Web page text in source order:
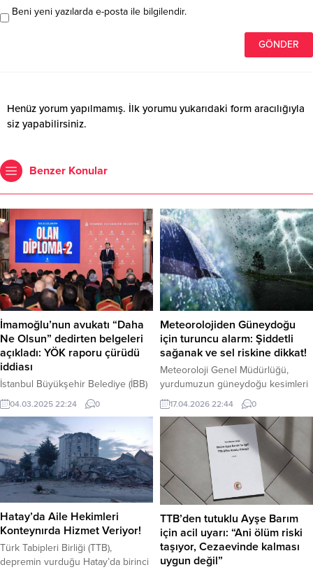
Beni yeni yazılarda e-posta ile bilgilendir.
Henüz yorum yapılmamış. İlk yorumu yukarıdaki form aracılığıyla
siz yapabilirsiniz.
Benzer Konular
İmamoğlu’nun avukatı “Daha
Ne Olsun” dedirten belgeleri
açıkladı: YÖK raporu çürüdü
iddiası
İstanbul Büyükşehir Belediye (İBB)
Başkanı Ekrem İmamoğlu’nun
avukatı Mehmet Pehlivan,
müvekkilinin üniversite diploması
tartışmalarına yeni bir boyut
kazandıran “Olan Diploma -2”
başlıklı bir basın toplantısı
düzenledi. Pehlivan,
Yükseköğretim Kurulu (YÖK)
raporunun aksine, İmamoğlu’nun
1990’daki İstanbul Üniversitesi’ne
yatay geçişinin usulüne uygun
olduğunu kanıtlayan yeni belgeler
ortaya koydu. YÖK Raporu’nun
04.03.2025 22:24 0
Meteorolojiden Güneydoğu
için turuncu alarm: Şiddetli
sağanak ve sel riskine dikkat!
Meteoroloji Genel Müdürlüğü,
yurdumuzun güneydoğu kesimleri
için “kuvvetli” ve “yer yer şiddetli”
gök gürültülü sağanak yağış
uyarısında bulundu. 18 Nisan 2026
Cumartesi sabah saatlerinden
itibaren başlayacak olan yağışların,
bölge genelinde hayatı olumsuz
etkilemesi bekleniyor. Haber
Merkezi – Meteoroloji Genel
261 numaralı uyarıya göre;
Güneydoğu Anadolu ve Doğu...
17.04.2026 22:44 0
Hatay’da Aile Hekimleri
Konteynırda Hizmet Veriyor!
Türk Tabipleri Birliği (TTB),
depremin vurduğu Hatay’da birinci
TTB’den tutuklu Ayşe Barım
için acil uyarı: “Ani ölüm riski
taşıyor, Cezaevinde kalması
uygun değil”